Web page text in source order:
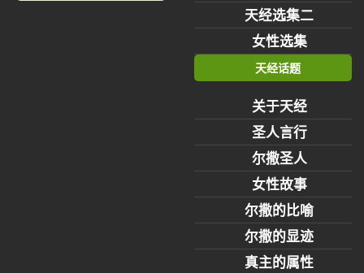
天经选集二
女性选集
天经话题
关于天经
圣人言行
尔撒圣人
女性故事
尔撒的比喻
尔撒的显迹
真主的属性